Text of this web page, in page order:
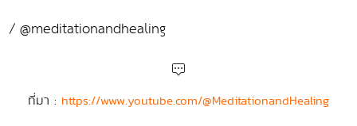
/ @meditationandhealing
ที่มา : https://www.youtube.com/@MeditationandHealing